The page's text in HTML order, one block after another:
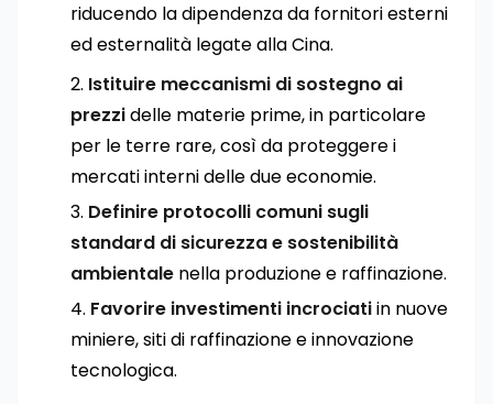
riducendo la dipendenza da fornitori esterni
ed esternalità legate alla Cina.
Istituire meccanismi di sostegno ai
prezzidelle materie prime, in particolare
per le terre rare, così da proteggere i
mercati interni delle due economie.
Definire protocolli comuni sugli
standard di sicurezza e sostenibilità
ambientale nella produzione e raffinazione.
Favorire investimenti incrociatiin nuove
miniere, siti di raffinazione e innovazione
tecnologica.